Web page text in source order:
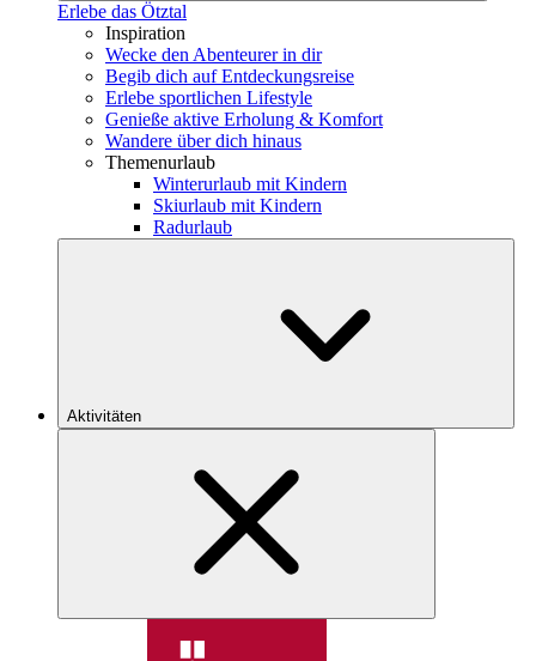
Erlebe das Ötztal
Inspiration
Wecke den Abenteurer in dir
Begib dich auf Entdeckungsreise
Erlebe sportlichen Lifestyle
Genieße aktive Erholung & Komfort
Wandere über dich hinaus
Themenurlaub
Winterurlaub mit Kindern
Skiurlaub mit Kindern
Radurlaub
Aktivitäten